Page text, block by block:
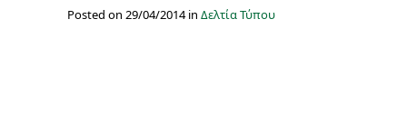
Posted on 29/04/2014 in Δελτία Τύπου